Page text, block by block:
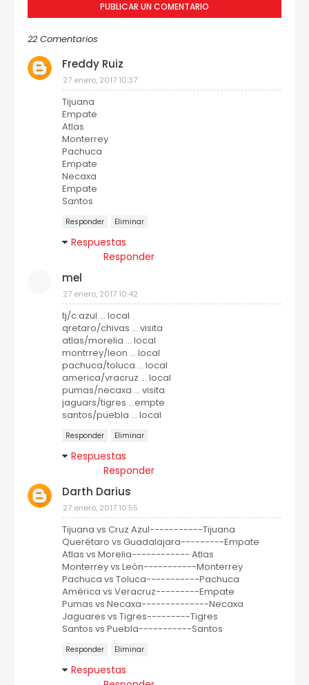
PUBLICAR UN COMENTARIO
22 Comentarios
Freddy Ruiz
27 enero, 2017 10:37
Tijuana
Empate
Atlas
Monterrey
Pachuca
Empate
Necaxa
Empate
Santos
Responder Eliminar
Respuestas
Responder
mel
27 enero, 2017 10:42
tj/c.azul ... local
qretaro/chivas ... visita
atlas/morelia ... local
montrrey/leon ... local
pachuca/toluca ... local
america/vracruz ... local
pumas/necaxa ... visita
jaguars/tigres ...empte
santos/puebla ... local
Responder Eliminar
Respuestas
Responder
Darth Darius
27 enero, 2017 10:55
Tijuana vs Cruz Azul-----------Tijuana
Querétaro vs Guadalajara---------Empate
Atlas vs Morelia------------ Atlas
Monterrey vs León-----------Monterrey
Pachuca vs Toluca-----------Pachuca
América vs Veracruz---------Empate
Pumas vs Necaxa--------------Necaxa
Jaguares vs Tigres---------Tigres
Santos vs Puebla-----------Santos
Responder Eliminar
Respuestas